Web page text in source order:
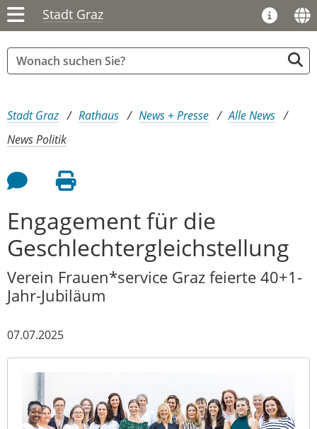
Stadt Graz
Sie sind hier:
Stadt Graz Rathaus News + Presse
Alle News
News Politik
Feedback an Autor
Seite drucken
Engagement für die
Geschlechtergleichstellung
Verein Frauen*service Graz feierte 40+1-
Jahr-Jubiläum
07.07.2025